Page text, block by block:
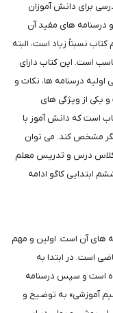
برای دانش آموزان
های مفید آن
نسبتاً زیاد است، البته
است. این کتاب دارای
اولیه درسنامه ها، نکات و
یکی از ویژگی های
است که دانش آموز با
مشخص کند. می توان
کلاس درس و تدریس معلم
ابتدایی کاگو ادامه
آن است. اولین و مهم
است. در ابتدا به
است و سپس درسنامه
آموزشی» به توضیح و